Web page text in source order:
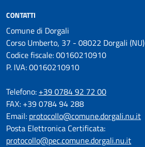
CONTATTI
Comune di Dorgali
Corso Umberto, 37 - 08022 Dorgali (NU)
Codice fiscale: 00160210910
P. IVA: 00160210910
Telefono: +39 0784 92 72 00
FAX: +39 0784 94 288
Email: protocollo@comune.dorgali.nu.it
Posta Elettronica Certificata:
protocollo@pec.comune.dorgali.nu.it